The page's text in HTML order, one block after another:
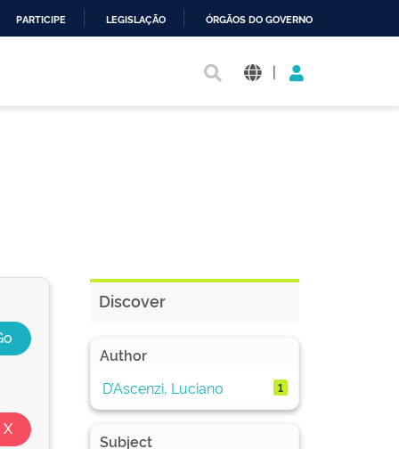
PARTICIPE LEGISLAÇÃO ÓRGÃOS DO GOVERNO
|
Discover
Author
D’Ascenzi, Luciano
1
Subject